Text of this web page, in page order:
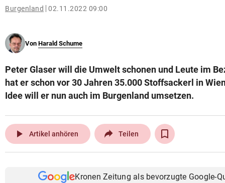
© Krone Multimedia GmbH & Co KG 2026
Burgenland 02.11.2022 09:00
Von Harald Schume
Peter Glaser will die Umwelt schonen und Leute im
hat er schon vor 30 Jahren 35.000 Stoffsackerl in
Idee will er nun auch im Burgenland umsetzen.
play_arrow Artikel anhören Teilen
Kronen Zeitung als bevorzugte Google-